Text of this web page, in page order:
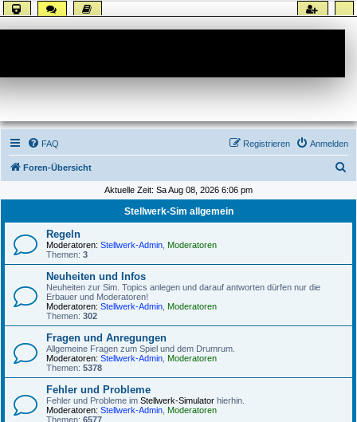
FAQ Anmelden
Registrieren
Foren-Übersicht
h
Aktuelle Zeit: Sa Aug 08, 2026 6:06 pm
Stellwerk-Sim allgemein
Regeln
Moderatoren: Stellwerk-Admin Moderatoren
Themen: 3
Neuheiten und Infos
Neuheiten zur Sim. Topics anlegen und darauf antworten dürfen nur die
Erbauer und Moderatoren!
Moderatoren: Stellwerk-Admin Moderatoren
Themen: 302
Fragen und Anregungen
Allgemeine Fragen zum Spiel und dem Drumrum.
Moderatoren: Stellwerk-Admin Moderatoren
Themen: 5378
Fehler und Probleme
Fehler und Probleme im Stellwerk-Simulator hierhin.
Moderatoren: Stellwerk-Admin Moderatoren
Themen: 6577